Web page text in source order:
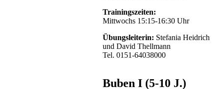
Trainingszeiten:
Mittwochs 15:15-16:30 Uhr
Übungsleiterin: Stefania Heidrich
und David Thellmann
Tel. 0151-64038000
Buben I (5-10 J.)